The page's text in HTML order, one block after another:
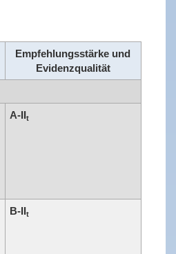
Empfehlungsstärke und
Evidenzqualität
A-IIt
B-IIt